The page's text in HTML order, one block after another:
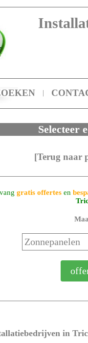
|
Selecteer
[Terug naar
gratis offertesen
in